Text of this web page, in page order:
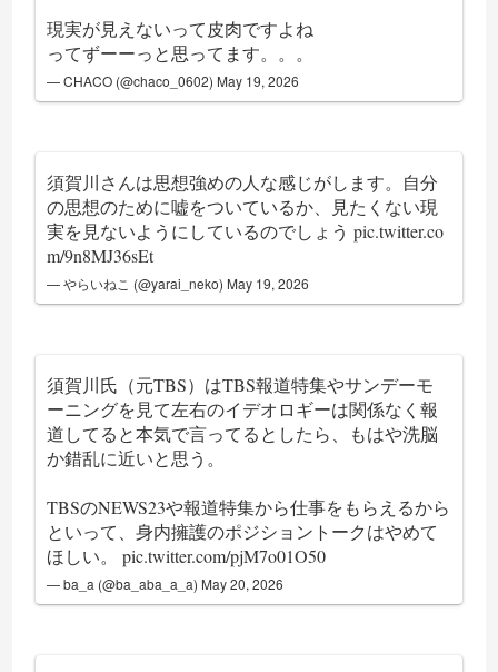
現実が見えないって皮肉ですよね
ってずーーっと思ってます。。。
— CHACO (@chaco_0602) May 19, 2026
須賀川さんは思想強めの人な感じがします。自分
の思想のために嘘をついているか、見たくない現
実を見ないようにしているのでしょうpic.twitter.co
m/9n8MJ36sEt
— やらいねこ (@yarai_neko) May 19, 2026
須賀川氏（元TBS）はTBS報道特集やサンデーモ
ーニングを見て左右のイデオロギーは関係なく報
道してると本気で言ってるとしたら、もはや洗脳
か錯乱に近いと思う。
TBSのNEWS23や報道特集から仕事をもらえるから
といって、身内擁護のポジショントークはやめて
ほしい。pic.twitter.com/pjM7o01O50
— ba_a (@ba_aba_a_a) May 20, 2026